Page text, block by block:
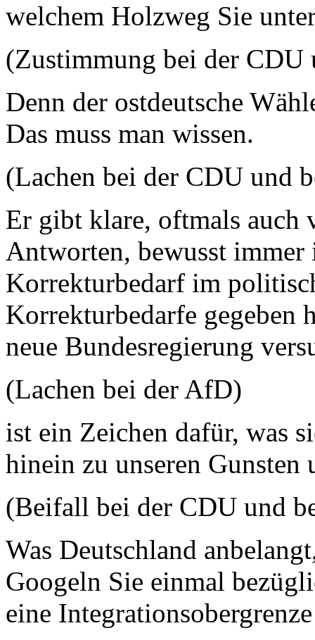
welchem Holzweg Sie
(Zustimmung bei der CDU
Denn der ostdeutsche
Das muss man wissen.
(Lachen bei der CDU und
Er gibt klare, oftmals auch
Antworten, bewusst
Korrekturbedarf im
Korrekturbedarfe gegeben
neue Bundesregierung
(Lachen bei der AfD)
ist ein Zeichen dafür, was
hinein zu unseren
(Beifall bei der CDU und
Was Deutschland
Googeln Sie einmal
eine